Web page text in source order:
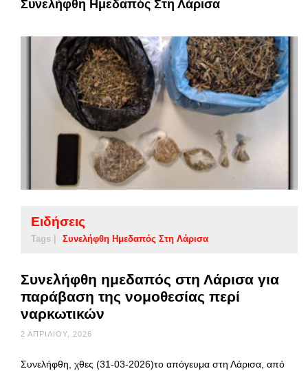
Συνελήφθη Ημεδαπός Στη Λάρισα
Ειδήσεις
Tags | Συνελήφθη Ημεδαπός Στη Λάρισα
Συνελήφθη ημεδαπός στη Λάρισα για
παράβαση της νομοθεσίας περί
ναρκωτικών
2 ΑΠΡΙΛΊΟΥ, 2026
Συνελήφθη, χθες (31-03-2026)το απόγευμα στη Λάρισα, από